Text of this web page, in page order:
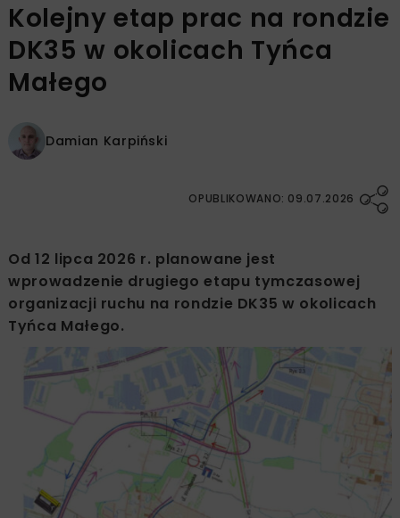
Kolejny etap prac na rondzie
DK35 w okolicach Tyńca
Małego
Damian Karpiński
OPUBLIKOWANO: 09.07.2026
Od 12 lipca 2026 r. planowane jest
wprowadzenie drugiego etapu tymczasowej
organizacji ruchu na rondzie DK35 w okolicach
Tyńca Małego.